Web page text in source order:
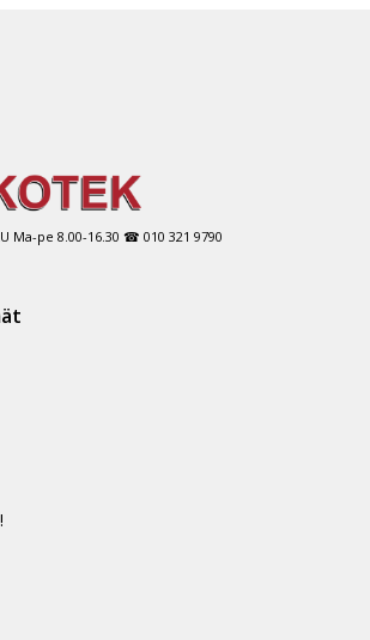
Ma-pe 8.00-16.30 ☎ 010 321 9790